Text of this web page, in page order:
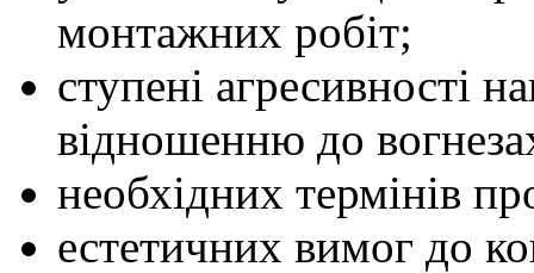
монтажних робіт;
ступені агресивності
відношенню до
необхідних термінів
естетичних вимог до